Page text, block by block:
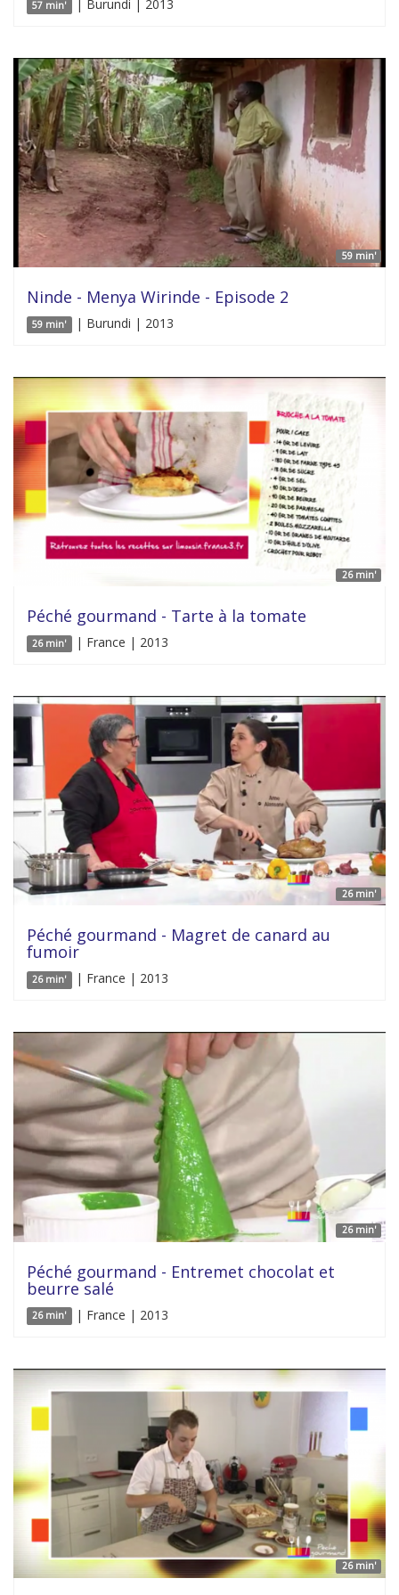
57 min' | Burundi | 2013
59 min'
Ninde - Menya Wirinde - Episode 2
59 min' | Burundi | 2013
26 min'
Péché gourmand - Tarte à la tomate
26 min' | France | 2013
26 min'
Péché gourmand - Magret de canard au
fumoir
26 min' | France | 2013
26 min'
Péché gourmand - Entremet chocolat et
beurre salé
26 min' | France | 2013
26 min'